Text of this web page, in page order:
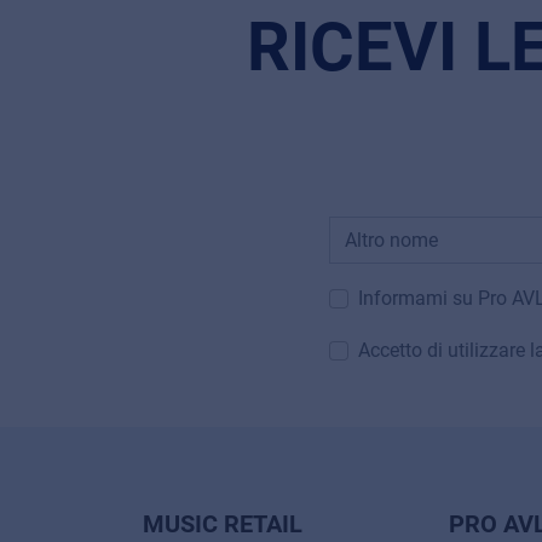
RICEVI
Informami su Pro
Accetto di utilizzare
MUSIC RETAIL PRO